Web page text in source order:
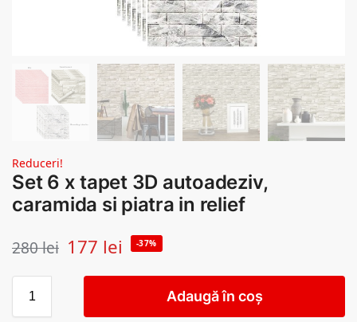
Reduceri!
Set 6 x tapet 3D autoadeziv,
caramida si piatra in relief
280lei 177 lei -37%
Adaugă în coș